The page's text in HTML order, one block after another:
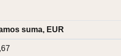
suma, EUR